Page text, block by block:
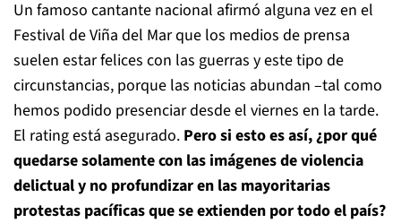
Un famoso cantante nacional afirmó alguna vez en el
Festival de Viña del Mar que los medios de prensa
suelen estar felices con las guerras y este tipo de
circunstancias, porque las noticias abundan –tal como
hemos podido presenciar desde el viernes en la tarde.
El rating está asegurado. Pero si esto es así, ¿por qué
quedarse solamente con las imágenes de violencia
delictual y no profundizar en las mayoritarias
protestas pacíficas que se extienden por todo el país?